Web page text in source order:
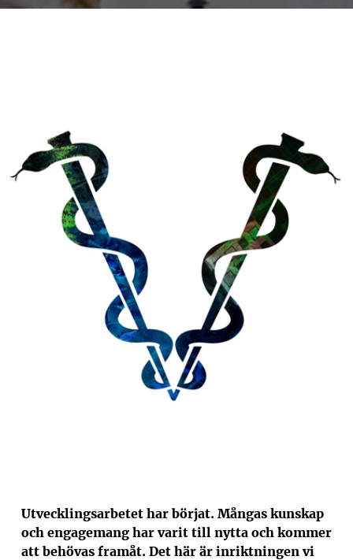
Utvecklingsarbetet har börjat. Mångas kunskap
och engagemang har varit till nytta och kommer
att behövas framåt. Det här är inriktningen vi